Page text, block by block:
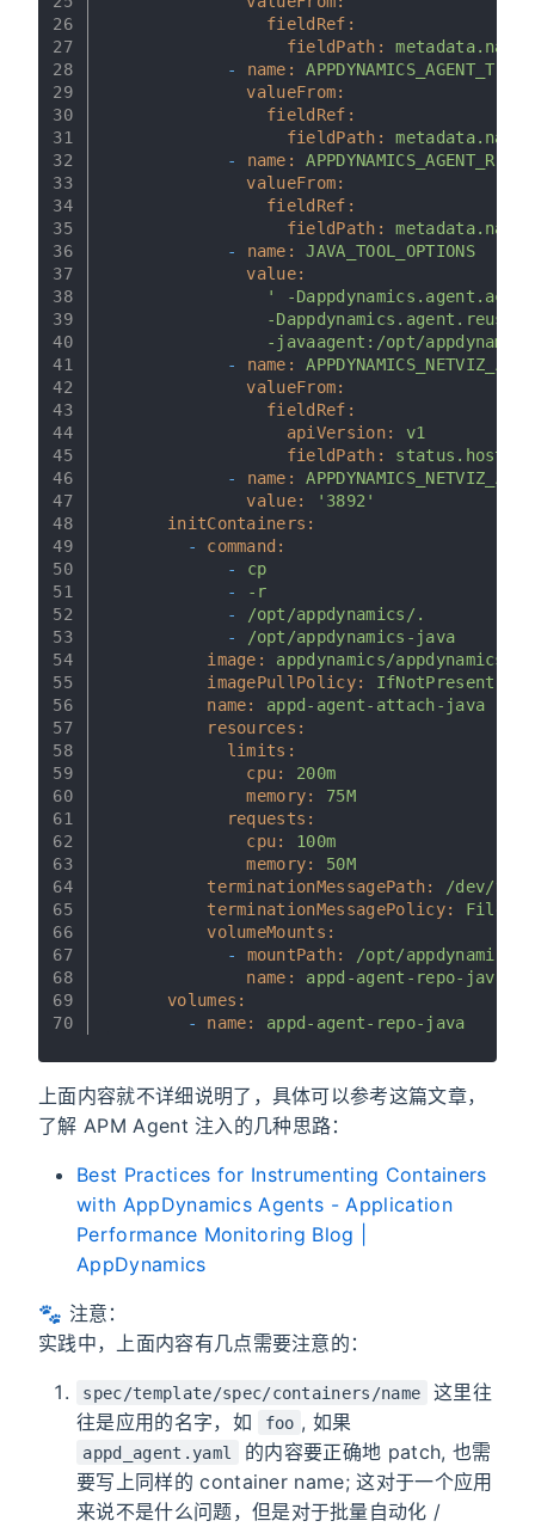
26
27
28
29
30
31
32
33
34
35
36
37
38
39
40
41
42
43
44
45
46
47
48
49
50
51
52
53
54
55
56
57
58
59
60
61
62
63
64
65
66
67
68
69
70
fieldRef:
fieldPath:
metadata.name
-
name:
valueFrom:
fieldRef:
fieldPath:
-
name:
valueFrom:
fieldRef:
fieldPath:
metadata.name
-
name:
JAVA_TOOL_OPTIONS
value:
' -
-
-javaagent:/opt/
-
name:
valueFrom:
fieldRef:
apiVersion:
v1
fieldPath:
status.hostIP
-
name:
value:
'3892'
initContainers:
-
command:
-
cp
-
-r
-
/opt/appdynamics/.
-
/opt/appdynamics-java
image:
appdynamics/
imagePullPolicy:
IfNotPresent
name:
appd-agent-attach-java
resources:
limits:
cpu:
200m
memory:
75M
requests:
cpu:
100m
memory:
50M
terminationMessagePath:
/dev/
terminationMessagePolicy:
File
volumeMounts:
-
mountPath:
/opt/appdynamics-
name:
appd-agent-repo-java
volumes:
-
name: appd-agent-repo-java
上面内容就不详细说明了，具体可以参考这篇文章，
了解 APM Agent 注入的几种思路：
Best Practices for Instrumenting Containers
with AppDynamics Agents - Application
Performance Monitoring Blog |
AppDynamics
🐾 注意：
实践中，上面内容有几点需要注意的：
spec/template/spec/containers/name
这里往
往是应用的名字，如
foo , 如果
appd_agent.yaml
的内容要正确地 patch, 也需
要写上同样的 container name; 这对于一个应用
来说不是什么问题，但是对于批量自动化 /